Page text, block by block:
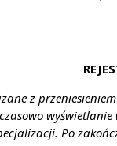
z
Po
w tym
KRDL. 8.